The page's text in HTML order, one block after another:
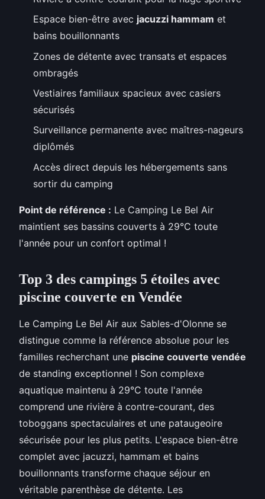
Espace bien-être avec jacuzzi hammam et
bains bouillonnants
Zones de détente avec transats et espaces
ombragés
Vestiaires familiaux spacieux avec casiers
sécurisés
Surveillance permanente avec maîtres-nageurs
diplômés
Accès direct depuis les hébergements sans
sortir du camping
Point de référence : Le Camping Le Bel Air
maintient ses bassins couverts à 29°C toute
l'année pour un confort optimal !
Top 3 des campings 5 étoiles avec
piscine couverte en Vendée
Le Camping Le Bel Air aux Sables-d'Olonne se
distingue comme la référence absolue pour les
familles recherchant une piscine couverte vendée
de standing exceptionnel ! Son complexe
aquatique maintenu à 29°C toute l'année
comprend une rivière à contre-courant, des
toboggans spectaculaires et une pataugeoire
sécurisée pour les plus petits. L'espace bien-être
complet avec jacuzzi, hammam et bains
bouillonnants transforme chaque séjour en
véritable parenthèse de détente. Les